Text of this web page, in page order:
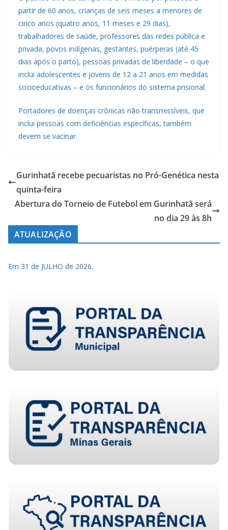
partir de 60 anos, crianças de seis meses a menores de
cinco anos (quatro anos, 11 meses e 29 dias),
trabalhadores de saúde, professores das redes pública e
privada, povos indígenas, gestantes, puérperas (até 45
dias após o parto), pessoas privadas de liberdade – o que
inclui adolescentes e jovens de 12 a 21 anos em medidas
socioeducativas – e os funcionários do sistema prisional.
Portadores de doenças crônicas não transmissíveis, que
inclui pessoas com deficiências específicas, também
devem se vacinar.
Gurinhatã recebe pecuaristas no Pró-Genética nesta
quinta-feira
Abertura do Torneio de Futebol em Gurinhatã será
no dia 29 às 8h
ATUALIZAÇÃO
Em 31 de JULHO de 2026.